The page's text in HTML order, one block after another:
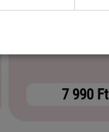
7 990 Ft